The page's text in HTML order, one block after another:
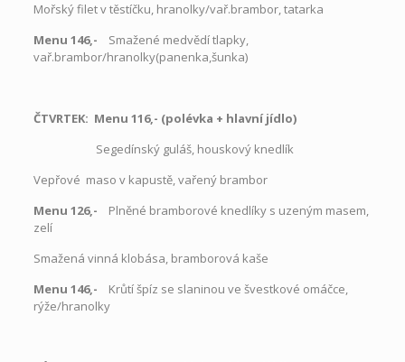
Mořský filet v těstíčku, hranolky/vař.brambor, tatarka
Menu 146,- Smažené medvědí tlapky,
vař.brambor/hranolky(panenka,šunka)
ČTVRTEK: Menu 116,- (polévka + hlavní jídlo)
Segedínský guláš, houskový knedlík
Vepřové maso v kapustě, vařený brambor
Menu 126,- Plněné bramborové knedlíky s uzeným masem,
zelí
Smažená vinná klobása, bramborová kaše
Menu 146,- Krůtí špíz se slaninou ve švestkové omáčce,
rýže/hranolky